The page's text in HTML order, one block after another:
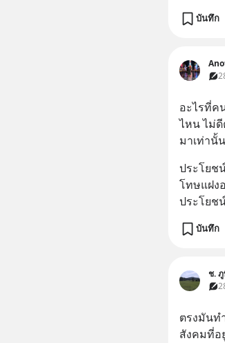
บันทึก
อะไรที่ค
ไหน ไม่
มาเท่านั้
ประโยช
โทษแฝง
ประโยช
บันทึก
ช.
ตรงมันท
สังคมที่อ